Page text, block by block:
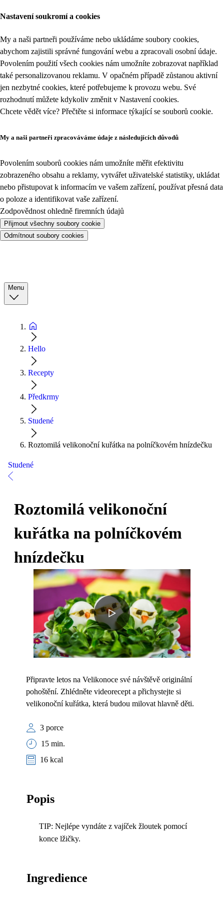
Nastavení soukromí a cookies
My a naši partneři používáme nebo ukládáme soubory cookies,
abychom zajistili správné fungování webu a zpracovali osobní údaje.
Povolením použití všech cookies nám umožníte zobrazovat například
také personalizovanou reklamu. V opačném případě zůstanou aktivní
jen nezbytné cookies, které potřebujeme k provozu webu. Své
rozhodnutí můžete kdykoliv změnit v Nastavení cookies.
Chcete vědět více? Přečtěte si informace týkající se souborů cookie.
My a naši partneři zpracováváme údaje z následujících důvodů
Povolením souborů cookies nám umožníte měřit efektivitu
zobrazeného obsahu a reklamy, vytvářet uživatelské statistiky, ukládat
nebo přistupovat k informacím ve vašem zařízení, používat přesná data
o poloze a identifikovat vaše zařízení.
Zodpovědnost ohledně firemních údajů
Přijmout všechny soubory cookie
Odmítnout soubory cookies
Menu
Hello
Recepty
Předkrmy
Studené
Roztomilá velikonoční kuřátka na polníčkovém hnízdečku
Studené
Roztomilá velikonoční
kuřátka na polníčkovém
hnízdečku
Připravte letos na Velikonoce své návštěvě originální
pohoštění. Zhlédněte videorecept a přichystejte si
velikonoční kuřátka, která budou milovat hlavně děti.
3 porce
15 min.
16 kcal
Popis
TIP: Nejlépe vyndáte z vajíček žloutek pomocí
konce lžičky.
Ingredience